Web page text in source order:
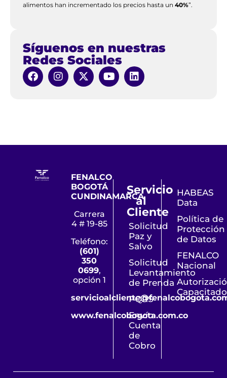
alimentos han incrementado los precios hasta un 40%”.
Síguenos en nuestras
Redes Sociales
FENALCO
BOGOTÁ
CUNDINAMARCA
Carrera
4 # 19-85
Teléfono:
(601)
350
0699,
opción 1
www.fenalcobogota.com.co
Servicio
al
Cliente
Solicitud
Paz y
Salvo
Solicitud
Levantamiento
de Prenda
PQRS
Envío
Cuenta
de
Cobro
HABEAS
Data
Política de
Protección
de Datos
FENALCO
Nacional